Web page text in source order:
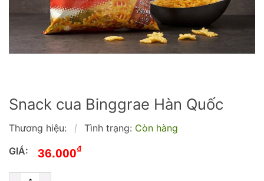
Snack cua Binggrae Hàn Quốc
Thương hiệu: | Tình trạng: Còn hàng
GIÁ:
36.000₫